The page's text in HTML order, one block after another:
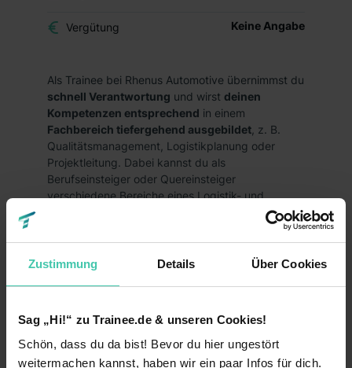
Zustimmung Details Über Cookies
Sag „Hi!“ zu Trainee.de & unseren Cookies!
Schön, dass du da bist! Bevor du hier ungestört
weitermachen kannst, haben wir ein paar Infos für dich.
Vergütung Keine Angabe
Als Trainee bei Rhenus Automotive übernimmst du
schnell Verantwortung und wirst deinen
Kompetenzen entsprechend in einem
Fachbereich tiefergehend ausgebildet , z. B.
Qualitätsmanagement, Logistikplanung oder
Projektleitung. Dabei kannst du als
Berufseinsteiger oder Quereinsteiger
verschiedene Bereiche eines Logistik- und
Montage-Dienstleisters in der Automobilindustrie
kennenlernen. Ein Rahmenprogramm, bestehend
aus Onboarding- und Netzwerkveranstaltungen,
Trainee-Workshops und Meilensteingesprächen,
beiden Jahre einem unserer Standorte fest